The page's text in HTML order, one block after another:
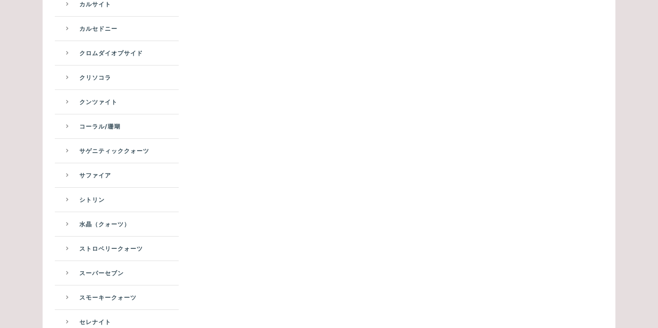
カルサイト
カルセドニー
クロムダイオプサイド
クリソコラ
クンツァイト
コーラル/珊瑚
サゲニティッククォーツ
サファイア
シトリン
水晶（クォーツ）
ストロベリークォーツ
スーパーセブン
スモーキークォーツ
セレナイト